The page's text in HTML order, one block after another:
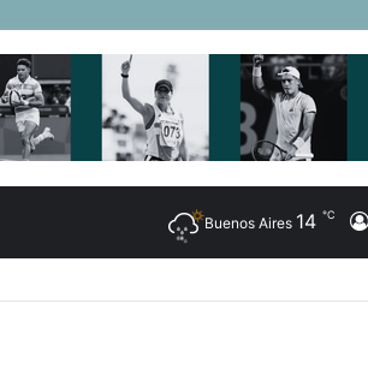
Buenos Aires 14 ℃